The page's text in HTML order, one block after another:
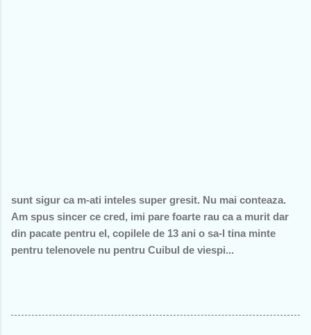
sunt sigur ca m-ati inteles super gresit. Nu mai conteaza.
Am spus sincer ce cred, imi pare foarte rau ca a murit dar
din pacate pentru el, copilele de 13 ani o sa-l tina minte
pentru telenovele nu pentru Cuibul de viespi...